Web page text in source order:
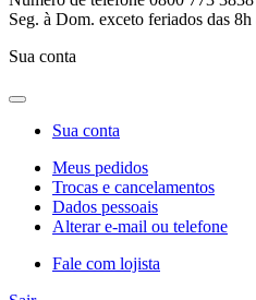
Seg. à Dom. exceto feriados das 8h
Sua conta
Sua conta
Meus pedidos
Trocas e cancelamentos
Dados pessoais
Alterar e-mail ou telefone
Fale com lojista